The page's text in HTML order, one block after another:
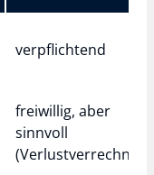
verpflichtend
freiwillig, aber
sinnvoll